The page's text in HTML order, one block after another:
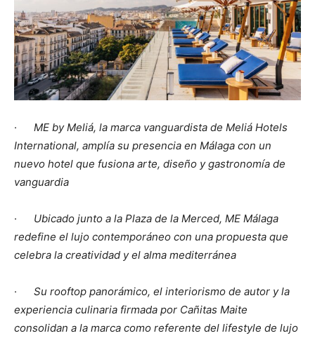
· ME by Meliá, la marca vanguardista de Meliá Hotels
International, amplía su presencia en Málaga con un
nuevo hotel que fusiona arte, diseño y gastronomía de
vanguardia
· Ubicado junto a la Plaza de la Merced, ME Málaga
redefine el lujo contemporáneo con una propuesta que
celebra la creatividad y el alma mediterránea
· Su rooftop panorámico, el interiorismo de autor y la
experiencia culinaria firmada por Cañitas Maite
consolidan a la marca como referente del lifestyle de lujo